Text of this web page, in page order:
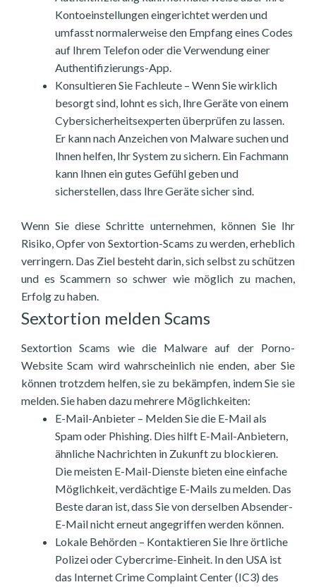
Kontoeinstellungen eingerichtet werden und
umfasst normalerweise den Empfang eines Codes
auf Ihrem Telefon oder die Verwendung einer
Authentifizierungs-App.
Konsultieren Sie Fachleute – Wenn Sie wirklich
besorgt sind, lohnt es sich, Ihre Geräte von einem
Cybersicherheitsexperten überprüfen zu lassen.
Er kann nach Anzeichen von Malware suchen und
Ihnen helfen, Ihr System zu sichern. Ein Fachmann
kann Ihnen ein gutes Gefühl geben und
sicherstellen, dass Ihre Geräte sicher sind.
Wenn Sie diese Schritte unternehmen, können Sie Ihr
Risiko, Opfer von Sextortion-Scams zu werden, erheblich
verringern. Das Ziel besteht darin, sich selbst zu schützen
und es Scammern so schwer wie möglich zu machen,
Erfolg zu haben.
Sextortion melden Scams
Sextortion Scams wie die Malware auf der Porno-
Website Scam wird wahrscheinlich nie enden, aber Sie
können trotzdem helfen, sie zu bekämpfen, indem Sie sie
melden. Sie haben dazu mehrere Möglichkeiten:
E-Mail-Anbieter – Melden Sie die E-Mail als
Spam oder Phishing. Dies hilft E-Mail-Anbietern,
ähnliche Nachrichten in Zukunft zu blockieren.
Die meisten E-Mail-Dienste bieten eine einfache
Möglichkeit, verdächtige E-Mails zu melden. Das
Beste daran ist, dass Sie von derselben Absender-
E-Mail nicht erneut angegriffen werden können.
Lokale Behörden – Kontaktieren Sie Ihre örtliche
Polizei oder Cybercrime-Einheit. In den USA ist
das Internet Crime Complaint Center (IC3) des